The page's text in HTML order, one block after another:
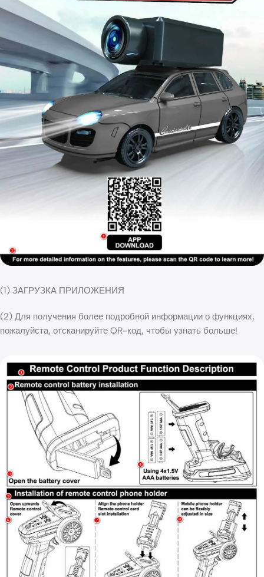
(1) ЗАГРУЗКА ПРИЛОЖЕНИЯ
(2) Для получения более подробной информации о функциях,
пожалуйста, отсканируйте QR-код, чтобы узнать больше!